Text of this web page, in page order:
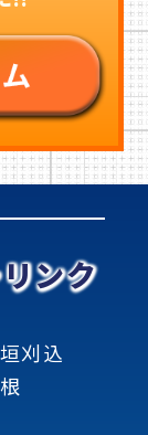
ンク
刈込